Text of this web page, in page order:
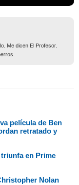
Me dicen El Profesor.
película de Ben
retratado y
en Prime
Nolan